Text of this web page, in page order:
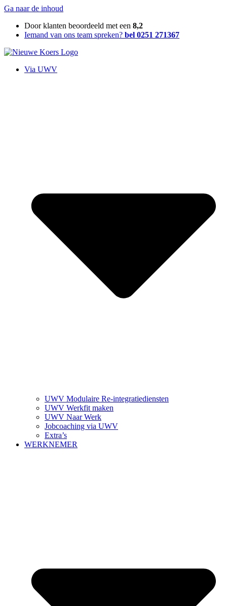
Ga naar de inhoud
Door klanten beoordeeld met een 8,2
Iemand van ons team spreken? bel 0251 271367
Via UWV
UWV Modulaire Re-integratiediensten
UWV Werkfit maken
UWV Naar Werk
Jobcoaching via UWV
Extra’s
WERKNEMER